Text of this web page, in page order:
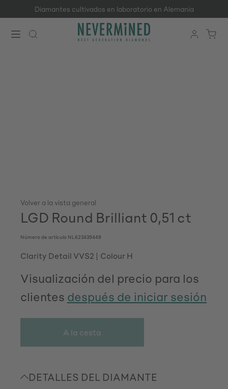
Saltar al contenido principal
Diamantes cultivados en laboratorio en Alemania
Volver a la vista general
LGD Round Brilliant 0,51 ct
Número de artículo NL623439449
Clarity Detail VVS2 Colour H
Visualización del precio para los
clientes después de iniciar sesión
A la cesta
DETALLES DEL DIAMANTE